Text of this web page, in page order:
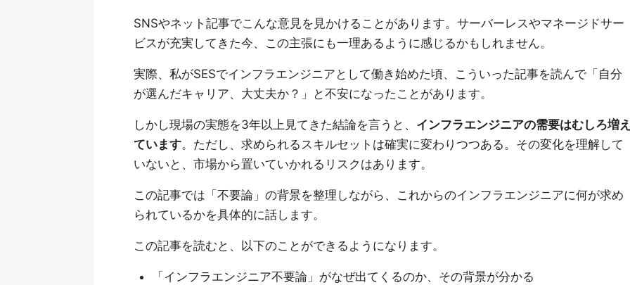
SNSやネット記事でこんな意見を見かけることがあります。サーバーレスやマネージドサー
ビスが充実してきた今、この主張にも一理あるように感じるかもしれません。
実際、私がSESでインフラエンジニアとして働き始めた頃、こういった記事を読んで「自分
が選んだキャリア、大丈夫か？」と不安になったことがあります。
しかし現場の実態を3年以上見てきた結論を言うと、 インフラエンジニアの需要はむしろ増
ています。ただし、求められるスキルセットは確実に変わりつつある。その変化を理解して
いないと、市場から置いていかれるリスクはあります。
この記事では「不要論」の背景を整理しながら、これからのインフラエンジニアに何が求め
られているかを具体的に話します。
この記事を読むと、以下のことができるようになります。
「インフラエンジニア不要論」がなぜ出てくるのか、その背景が分かる